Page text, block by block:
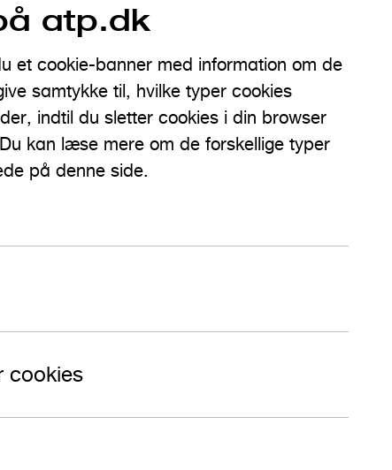
atp.dk
et cookie-banner med information om de
samtykke til, hvilke typer cookies
indtil du sletter cookies i din browser
kan læse mere om de forskellige typer
på denne side.
cookies